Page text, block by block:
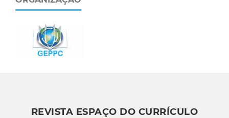
REVISTA ESPAÇO DO CURRÍCULO